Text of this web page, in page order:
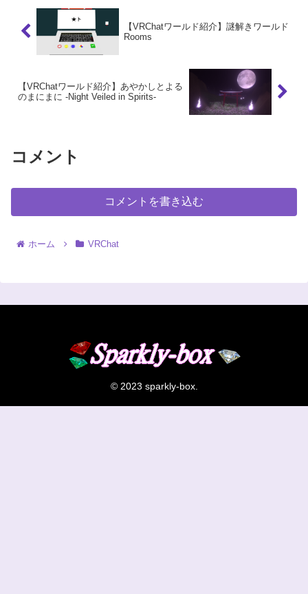
【VRChatワールド紹介】謎解きワールド
Rooms
【VRChatワールド紹介】あやかしとよる
のまにまに -Night Veiled in Spirits-
コメント
コメントを書き込む
ホーム VRChat
© 2023 sparkly-box.